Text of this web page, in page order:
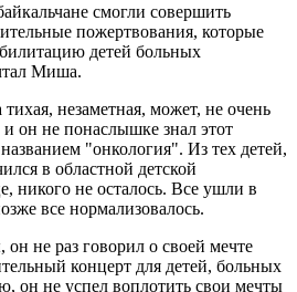
смогли совершить
пожертвования, которые
детей больных
Миша.
незаметная, может, не очень
он не понаслышке знал этот
"онкология". Из тех детей,
в областной детской
никого не осталось. Все ушли в
все нормализовалось.
он не раз говорил о своей мечте
концерт для детей, больных
он не успел воплотить свои мечты